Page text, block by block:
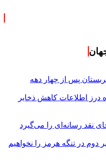
پس از چهار دهه
درز اطلاعات کاهش ذخایر
نقد رسانه‌ای را می‌گیرد
در تنگه هرمز را نخواهیم